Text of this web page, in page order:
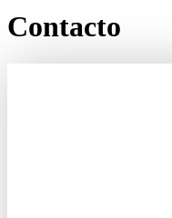
Contacto